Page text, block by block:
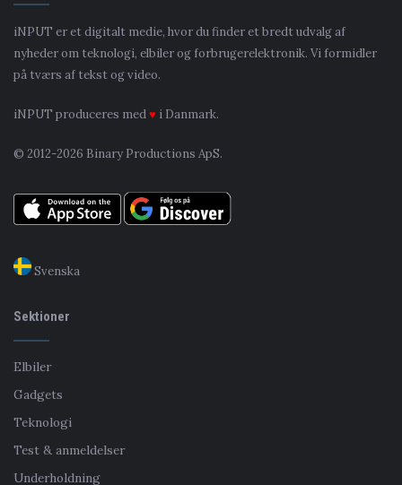
iNPUT er et digitalt medie, hvor du finder et bredt udvalg af
nyheder om teknologi, elbiler og forbrugerelektronik. Vi formidler
på tværs af tekst og video.
iNPUT produceres med♥ i Danmark.
© 2012-2026 Binary Productions ApS.
Svenska
Sektioner
Elbiler
Gadgets
Teknologi
Test & anmeldelser
Underholdning